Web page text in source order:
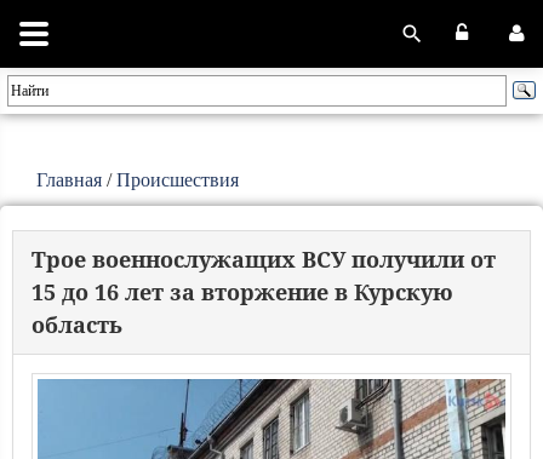
Главная /Происшествия
Трое военнослужащих ВСУ получили от
15 до 16 лет за вторжение в Курскую
область